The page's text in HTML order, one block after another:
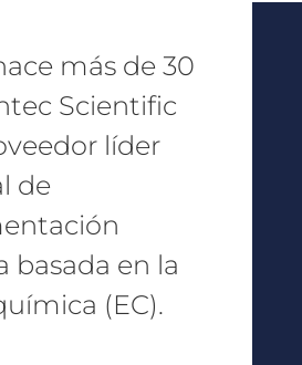
más de 30
Scientific
líder
de
basada en la
(EC).